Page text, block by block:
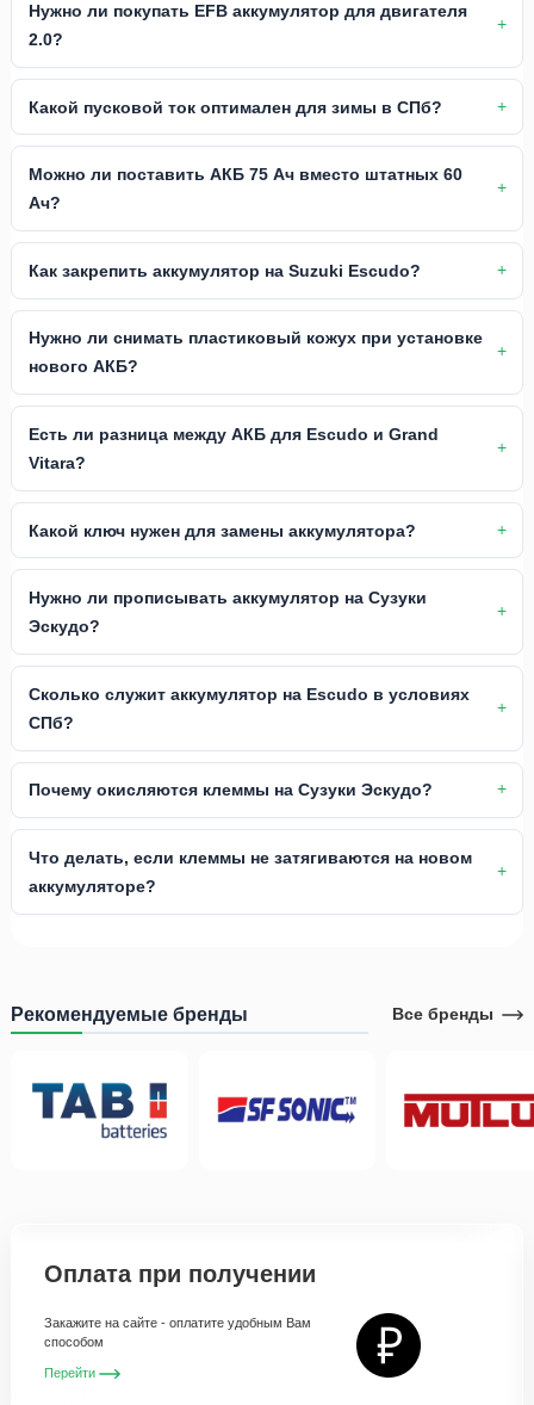
Нужно ли покупать EFB аккумулятор для двигателя
2.0?
Какой пусковой ток оптимален для зимы в СПб?
Можно ли поставить АКБ 75 Ач вместо штатных 60
Ач?
Как закрепить аккумулятор на Suzuki Escudo?
Нужно ли снимать пластиковый кожух при установке
нового АКБ?
Есть ли разница между АКБ для Escudo и Grand
Vitara?
Какой ключ нужен для замены аккумулятора?
Нужно ли прописывать аккумулятор на Сузуки
Эскудо?
Сколько служит аккумулятор на Escudo в условиях
СПб?
Почему окисляются клеммы на Сузуки Эскудо?
Что делать, если клеммы не затягиваются на новом
аккумуляторе?
Рекомендуемые бренды Все бренды
Оплата при получении
Закажите на сайте - оплатите удобным Вам
способом
Перейти